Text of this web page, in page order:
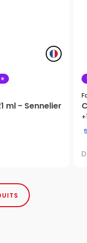
ml - Sennelier